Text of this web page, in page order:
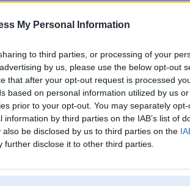
My Personal Information
to third parties, or processing of your
by us, please use the below opt-out
that after your opt-out request is processed
based on personal information utilized by us
prior to your opt-out. You may separately
by third parties on the IAB’s list of
be disclosed by us to third parties on the
further disclose it to other third parties.
Reģistrācija Lietotāji
profils
33winwidesign
0
Pēdējie ziņojumi forumā